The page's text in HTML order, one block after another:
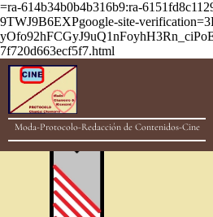
=ra-614b34b0b4b316b9:ra-
9TWJ9B6EXPgoogle-site-
7f720d663ecf5f7.html
Moda-Protocolo-Redacción de Contenidos-Cine